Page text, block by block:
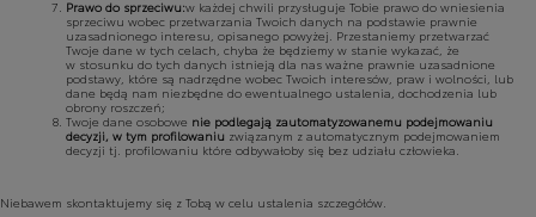
Prawo do sprzeciwu:w każdej chwili przysługuje Tobie prawo do wniesienia
sprzeciwu wobec przetwarzania Twoich danych na podstawie prawnie
uzasadnionego interesu, opisanego powyżej. Przestaniemy przetwarzać
Twoje dane w tych celach, chyba że będziemy w stanie wykazać, że
w stosunku do tych danych istnieją dla nas ważne prawnie uzasadnione
podstawy, które są nadrzędne wobec Twoich interesów, praw i wolności, lub
dane będą nam niezbędne do ewentualnego ustalenia, dochodzenia lub
obrony roszczeń;
Twoje dane osobowe nie podlegają zautomatyzowanemu podejmowaniu
decyzji, w tym profilowaniu związanym z automatycznym podejmowaniem
decyzji tj. profilowaniu które odbywałoby się bez udziału człowieka.
Niebawem skontaktujemy się z Tobą w celu ustalenia szczegółów.